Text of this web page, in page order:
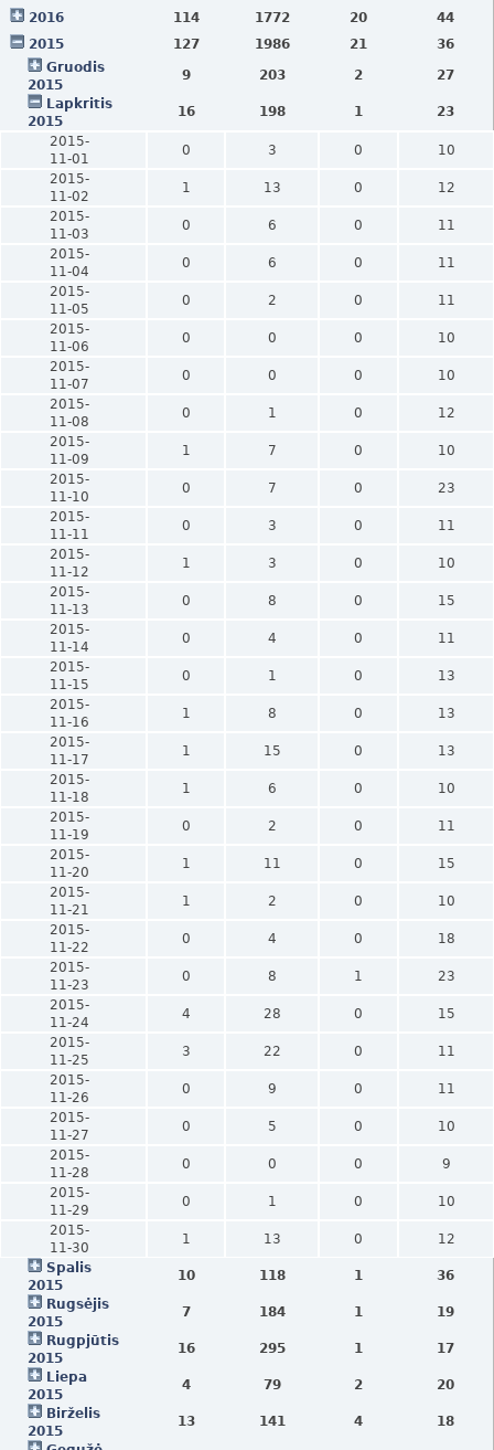
2016
114 1772 20
44
2015
127 1986 21
36
Gruodis
2015
9 203 2
27
Lapkritis
2015
16 198 1
23
2015-
11-01
0 3 0
10
2015-
11-02
1 13 0
12
2015-
11-03
0 6 0
11
2015-
11-04
0 6 0
11
2015-
11-05
0 2 0
11
2015-
11-06
0 0 0
10
2015-
11-07
0 0 0
10
2015-
11-08
0 1 0
12
2015-
11-09
1 7 0
10
2015-
11-10
0 7 0
23
2015-
11-11
0 3 0
11
2015-
11-12
1 3 0
10
2015-
11-13
0 8 0
15
2015-
11-14
0 4 0
11
2015-
11-15
0 1 0
13
2015-
11-16
1 8 0
13
2015-
11-17
1 15 0
13
2015-
11-18
1 6 0
10
2015-
11-19
0 2 0
11
2015-
11-20
1 11 0
15
2015-
11-21
1 2 0
10
2015-
11-22
0 4 0
18
2015-
11-23
0 8 1
23
2015-
11-24
4 28 0
15
2015-
11-25
3 22 0
11
2015-
11-26
0 9 0
11
2015-
11-27
0 5 0
10
2015-
11-28
0 0 0
9
2015-
11-29
0 1 0
10
2015-
11-30
1 13 0
12
Spalis
2015
10 118 1
36
Rugsėjis
2015
7 184 1
19
Rugpjūtis
2015
16 295 1
17
Liepa
2015
4 79 2
20
Birželis
2015
13 141 4
18